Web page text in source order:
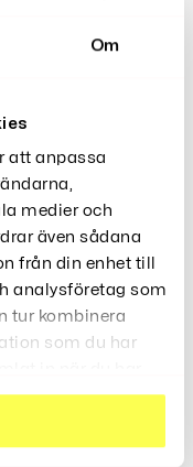
Om
att anpassa
medier och
även sådana
från din enhet till
analysföretag som
tur kombinera
som du har
under 14 år